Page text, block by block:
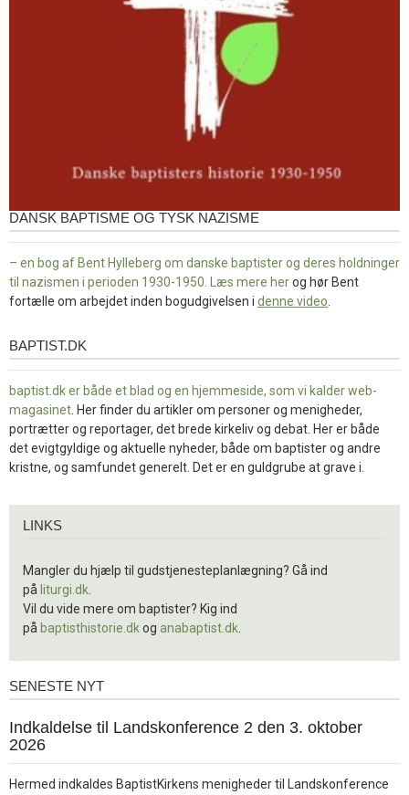
DANSK BAPTISME OG TYSK NAZISME
– en bog af Bent Hylleberg om danske baptister og deres holdninger
til nazismen i perioden 1930-1950. Læs mere herog hør Bent
fortælle om arbejdet inden bogudgivelsen i denne video
baptist.dk
BAPTIST.DK
baptist.dk er både et blad og en hjemmeside, som vi kalder web-
magasinet . Her finder du artikler om personer og menigheder,
portrætter og reportager, det brede kirkeliv og debat. Her er både
det evigtgyldige og aktuelle nyheder, både om baptister og andre
kristne, og samfundet generelt. Det er en guldgrube at grave i.
LINKS
Mangler du hjælp til gudstjenesteplanlægning? Gå ind
på liturgi.dk
Vil du vide mere om baptister? Kig ind
på baptisthistorie.dkog anabaptist.dk
Seneste
SENESTE NYT
jul.
Indkaldelse til Landskonference 2 den 3. oktober
2026
Hermed indkaldes BaptistKirkens menigheder til Landskonference